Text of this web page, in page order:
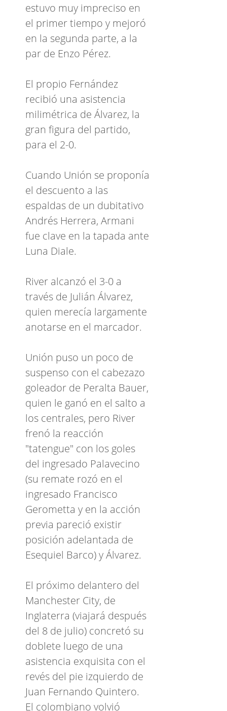
estuvo muy impreciso en
el primer tiempo y mejoró
en la segunda parte, a la
par de Enzo Pérez.
El propio Fernández
recibió una asistencia
milimétrica de Álvarez, la
gran figura del partido,
para el 2-0.
Cuando Unión se proponía
el descuento a las
espaldas de un dubitativo
Andrés Herrera, Armani
fue clave en la tapada ante
Luna Diale.
River alcanzó el 3-0 a
través de Julián Álvarez,
quien merecía largamente
anotarse en el marcador.
Unión puso un poco de
suspenso con el cabezazo
goleador de Peralta Bauer,
quien le ganó en el salto a
los centrales, pero River
frenó la reacción
"tatengue" con los goles
del ingresado Palavecino
(su remate rozó en el
ingresado Francisco
Gerometta y en la acción
previa pareció existir
posición adelantada de
Esequiel Barco) y Álvarez.
El próximo delantero del
Manchester City, de
Inglaterra (viajará después
del 8 de julio) concretó su
doblete luego de una
asistencia exquisita con el
revés del pie izquierdo de
Juan Fernando Quintero.
El colombiano volvió